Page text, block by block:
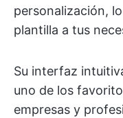
personalización,
plantilla a tus
Su interfaz
uno de los
empresas y